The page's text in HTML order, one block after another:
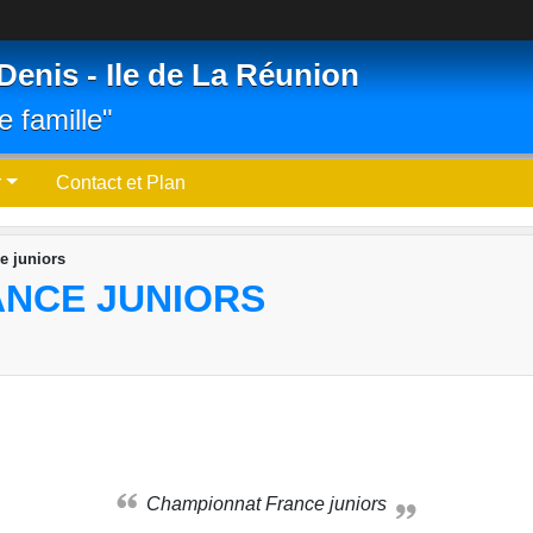
- Ile de La Réunion
famille"
Contact et Plan
juniors
JUNIORS
Championnat France juniors